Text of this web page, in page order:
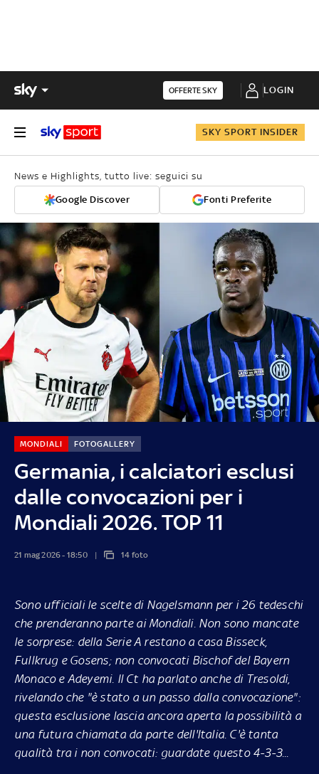
OFFERTE SKY LOGIN
SKY SPORT INSIDER
News e Highlights, tutto live: seguici su
Google Discover Fonti Preferite
Germania, i calciatori esclusi
dalle convocazioni per i
Mondiali 2026. TOP 11
MONDIALI FOTOGALLERY
21 mag 2026 - 18:50 14 foto
Sono ufficiali le scelte di Nagelsmann per i 26 tedeschi
che prenderanno parte ai Mondiali. Non sono mancate
le sorprese: della Serie A restano a casa Bisseck,
Fullkrug e Gosens; non convocati Bischof del Bayern
Monaco e Adeyemi. Il Ct ha parlato anche di Tresoldi,
rivelando che "è stato a un passo dalla convocazione":
questa esclusione lascia ancora aperta la possibilità a
una futura chiamata da parte dell'Italia. C'è tanta
qualità tra i non convocati: guardate questo 4-3-3...